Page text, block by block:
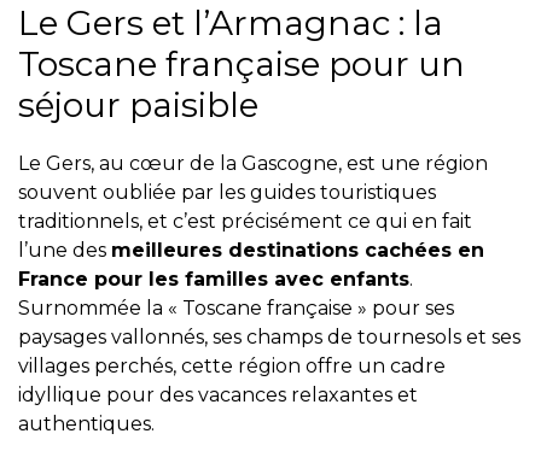
Le Gers et l’Armagnac : la
Toscane française pour un
séjour paisible
Le Gers, au cœur de la Gascogne, est une région
souvent oubliée par les guides touristiques
traditionnels, et c’est précisément ce qui en fait
l’une des meilleures destinations cachées en
France pour les familles avec enfants.
Surnommée la « Toscane française » pour ses
paysages vallonnés, ses champs de tournesols et ses
villages perchés, cette région offre un cadre
idyllique pour des vacances relaxantes et
authentiques.